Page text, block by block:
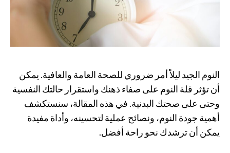
النوم الجيد ليلاً أمر ضروري للصحة العامة والعافية. يمكن
أن تؤثر قلة النوم على صفاء ذهنك واستقرار حالتك النفسية
وحتى على صحتك البدنية. في هذه المقالة، سنستكشف
أهمية جودة النوم، ونصائح عملية لتحسينه، وأداة مفيدة
يمكن أن ترشدك نحو راحة أفضل.